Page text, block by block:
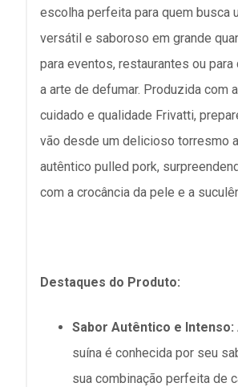
escolha perfeita para quem busca
versátil e saboroso em grande
para eventos, restaurantes ou para
a arte de defumar. Produzida com
cuidado e qualidade Frivatti,
vão desde um delicioso torresmo
autêntico pulled pork,
com a crocância da pele e a
Destaques do Produto:
Sabor Autêntico e Intenso:
suína é conhecida por seu
sua combinação perfeita de